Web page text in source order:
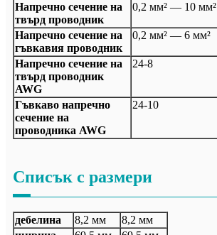
Напречно сечение на
твърд проводник
0,2 мм² — 10 мм²
Напречно сечение на
гъвкавия проводник
0,2 мм² — 6 мм²
Напречно сечение на
твърд проводник
AWG
24-8
Гъвкаво напречно
сечение на
проводника AWG
24-10
Списък с размери
дебелина 8,2 мм
8,2 мм